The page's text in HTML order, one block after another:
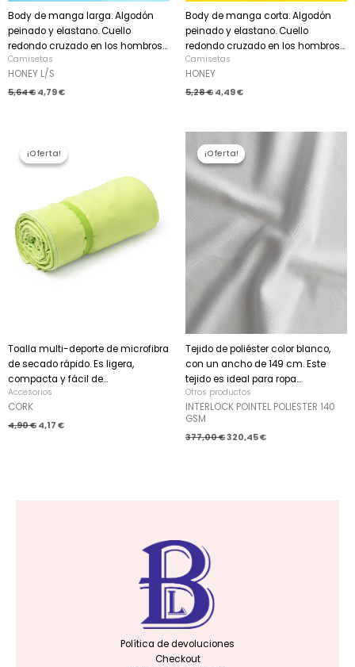
Body de manga larga. Algodón
peinado y elastano. Cuello
redondo cruzado en los hombros...
Camisetas
HONEY L/S
5,64€ 4,79€
Body de manga corta. Algodón
peinado y elastano. Cuello
redondo cruzado en los hombros...
Camisetas
HONEY
5,28€ 4,49€
¡Oferta!
Toalla multi-deporte de microfibra
de secado rápido. Es ligera,
compacta y fácil de...
¡Oferta!
Accesorios
CORK
4,90€
original
era:
4,17 €
actual
es:
¡Oferta!
Tejido de poliéster color blanco,
con un ancho de 149 cm. Este
tejido es ideal para ropa...
¡Oferta!
Otros productos
INTERLOCK POINTEL POLIESTER 140
GSM
377,00€
precio
original
era:
377,00 €.
320,45€
actual
es:
320,45 €.
Política de devoluciones
Checkout